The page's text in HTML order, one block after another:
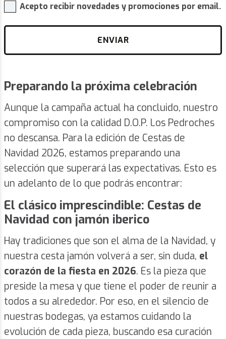
Acepto recibir novedades y promociones por email.
ENVIAR
Preparando la próxima celebración
Aunque la campaña actual ha concluido, nuestro
compromiso con la calidad D.O.P. Los Pedroches
no descansa. Para la edición de Cestas de
Navidad 2026, estamos preparando una
selección que superará las expectativas. Esto es
un adelanto de lo que podrás encontrar:
El clásico imprescindible: Cestas de
Navidad con jamón iberico
Hay tradiciones que son el alma de la Navidad, y
nuestra cesta jamón volverá a ser, sin duda, el
corazón de la fiesta en 2026. Es la pieza que
preside la mesa y que tiene el poder de reunir a
todos a su alrededor. Por eso, en el silencio de
nuestras bodegas, ya estamos cuidando la
evolución de cada pieza, buscando esa curación